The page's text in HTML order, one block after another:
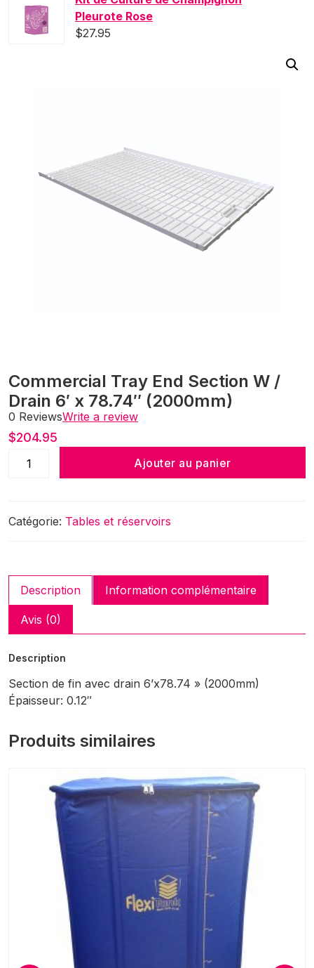
Pleurote Rose
$27.95
Commercial Tray End Section W /
Drain 6′ x 78.74″ (2000mm)
0 ReviewsWrite a review
$204.95
quantité de
Drain 6' x
Ajouter au panier
Catégorie: Tables et réservoirs
Description Information complémentaire
Avis (0)
Description
Section de fin avec drain 6’x78.74 » (2000mm)
Épaisseur: 0.12″
Produits similaires